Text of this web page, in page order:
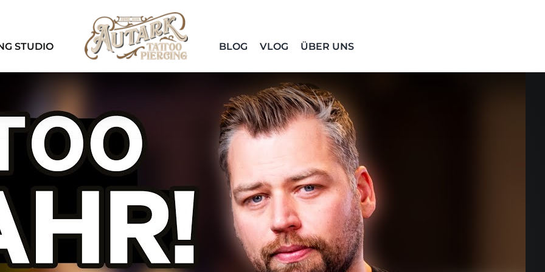
STUDIO BLOG VLOG ÜBER UNS